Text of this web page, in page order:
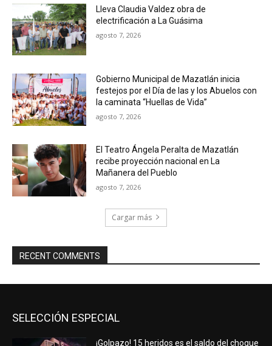
Lleva Claudia Valdez obra de
electrificación a La Guásima
agosto 7, 2026
Gobierno Municipal de Mazatlán inicia
festejos por el Día de las y los Abuelos con
la caminata “Huellas de Vida”
agosto 7, 2026
El Teatro Ángela Peralta de Mazatlán
recibe proyección nacional en La
Mañanera del Pueblo
agosto 7, 2026
Cargar más
RECENT COMMENTS
SELECCIÓN ESPECIAL
¡Golpazo! 15 heridos es el saldo del choque